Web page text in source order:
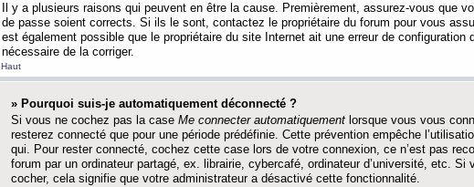
Il y a plusieurs raisons qui peuvent en être la cause. Premièrement, assurez-vous que
de passe soient corrects. Si ils le sont, contactez le propriétaire du forum pour vous
est également possible que le propriétaire du site Internet ait une erreur de configuration
nécessaire de la corriger.
Haut
» Pourquoi suis-je automatiquement déconnecté ?
Si vous ne cochez pas la case Me connecter automatiquement lorsque vous vous
resterez connecté que pour une période prédéfinie. Cette prévention empêche
qui. Pour rester connecté, cochez cette case lors de votre connexion, ce n’est pas
forum par un ordinateur partagé, ex. librairie, cybercafé, ordinateur d’université, etc.
cocher, cela signifie que votre administrateur a désactivé cette fonctionnalité.